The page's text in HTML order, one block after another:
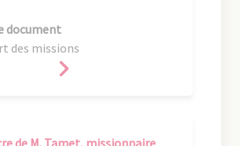
document
des missions
de M. Tamet, missionnaire